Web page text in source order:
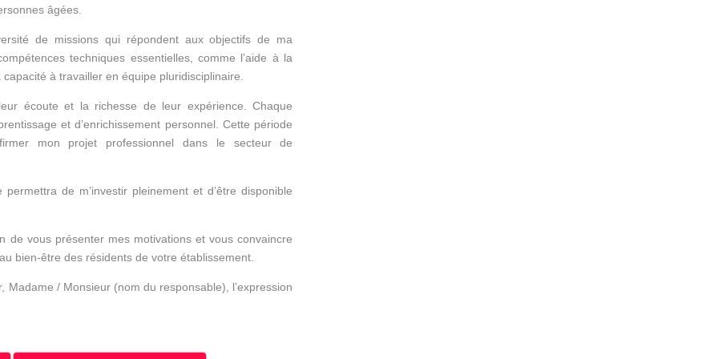
âgées.
de missions qui répondent aux objectifs de ma
techniques essentielles, comme l’aide à la
à travailler en équipe pluridisciplinaire.
écoute et la richesse de leur expérience. Chaque
et d’enrichissement personnel. Cette période
mon projet professionnel dans le secteur de
de m’investir pleinement et d’être disponible
vous présenter mes motivations et vous convaincre
bien-être des résidents de votre établissement.
Madame / Monsieur (nom du responsable), l’expression